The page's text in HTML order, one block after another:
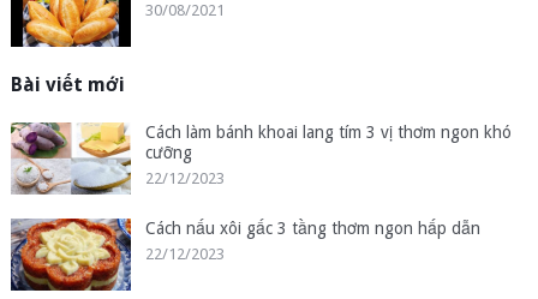
30/08/2021
Bài viết mới
Cách làm bánh khoai lang tím 3 vị thơm ngon khó
cưỡng
22/12/2023
Cách nấu xôi gấc 3 tầng thơm ngon hấp dẫn
22/12/2023